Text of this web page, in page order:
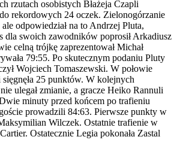
rzutach osobistych Błażeja Czapli
rekordowych 24 oczek. Zielonogórzanie
odpowiedział na to Andrzej Pluta,
dla swoich zawodników poprosił Arkadiusz
celną trójkę zaprezentował Michał
79:55. Po skutecznym podaniu Pluty
Wojciech Tomaszewski. W połowie
25 punktów. W kolejnych
ulegał zmianie, a gracze Heiko Rannuli
minuty przed końcem po trafieniu
prowadzili 84:63. Pierwsze punkty w
Wilczek. Ostatnie trafienie w
Ostatecznie Legia pokonała Zastal